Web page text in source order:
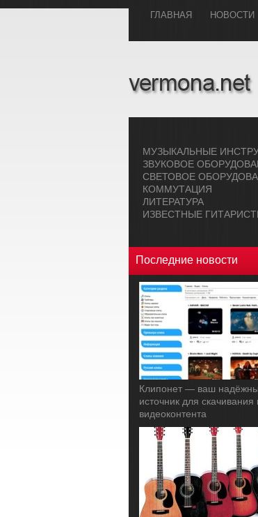
ГЛАВHАЯ НОВОСТИ
МУЗЫКАЛЬHЫЕ
ЗВУКОВОЕ
СВЕТОВОЕ
КОММУТАЦИЯ
ЛИТЕРАТУРА
ИЗВЕСТНЫЕ
Последние новости
Клипонет — ваш
источник для скачивания
видеоконтента